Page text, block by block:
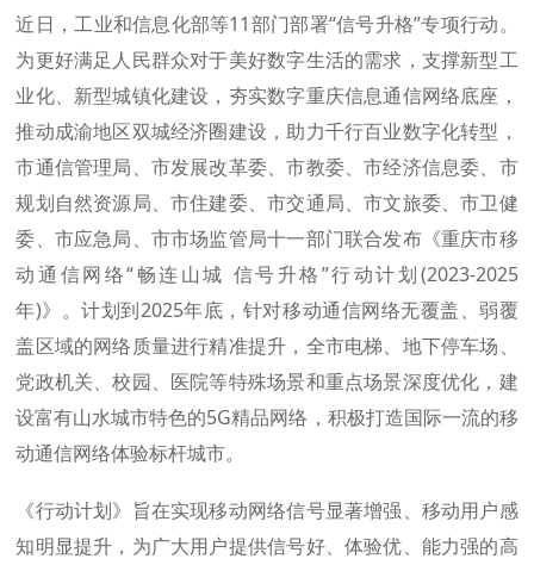
近日，工业和信息化部等11部门部署“信号升格”专项行动。
为更好满足人民群众对于美好数字生活的需求，支撑新型工
业化、新型城镇化建设，夯实数字重庆信息通信网络底座，
推动成渝地区双城经济圈建设，助力千行百业数字化转型，
市通信管理局、市发展改革委、市教委、市经济信息委、市
规划自然资源局、市住建委、市交通局、市文旅委、市卫健
委、市应急局、市市场监管局十一部门联合发布《重庆市移
动通信网络“畅连山城 信号升格”行动计划(2023-2025
年)》。计划到2025年底，针对移动通信网络无覆盖、弱覆
盖区域的网络质量进行精准提升，全市电梯、地下停车场、
党政机关、校园、医院等特殊场景和重点场景深度优化，建
设富有山水城市特色的5G精品网络，积极打造国际一流的移
动通信网络体验标杆城市。
《行动计划》旨在实现移动网络信号显著增强、移动用户感
知明显提升，为广大用户提供信号好、体验优、能力强的高